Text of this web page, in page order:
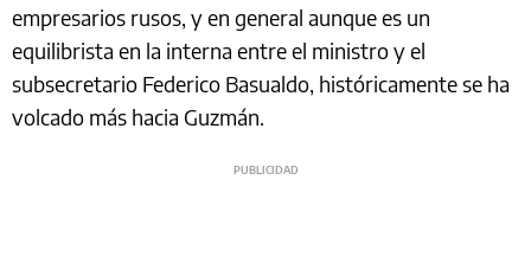
empresarios rusos, y en general aunque es un
equilibrista en la interna entre el ministro y el
subsecretario Federico Basualdo, históricamente se ha
volcado más hacia Guzmán.